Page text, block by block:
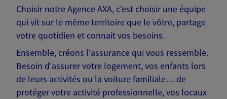
Choisir notre Agence AXA, c’est choisir une équipe
qui vit sur le même territoire que le vôtre, partage
votre quotidien et connait vos besoins.
Ensemble, créons l'assurance qui vous ressemble.
Besoin d'assurer votre logement, vos enfants lors
de leurs activités ou la voiture familiale… de
protéger votre activité professionnelle, vos locaux